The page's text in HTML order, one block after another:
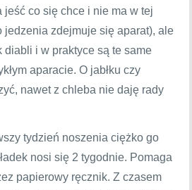
jeść co się chce i nie ma w tej
jedzenia zdejmuje się aparat), ale
diabli i w praktyce są te same
aparacie. O jabłku czy
nawet z chleba nie daję rady
tydzień noszenia ciężko go
nosi się 2 tygodnie. Pomaga
papierowy ręcznik. Z czasem